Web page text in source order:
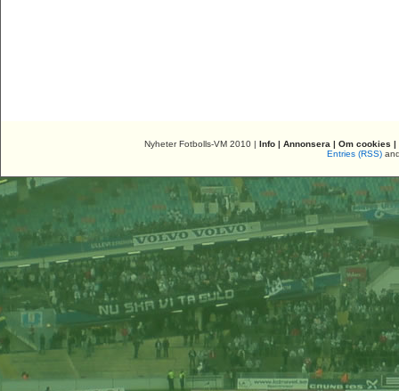
Nyheter Fotbolls-VM 2010 | Info| Annonsera | Om cookies |
Entries (RSS)